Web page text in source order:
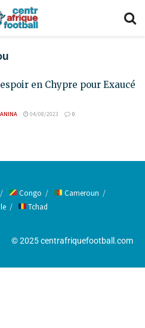
en Chypre pour Exaucé
04/08/2023 0
Congo
Cameroun
Tchad
© 2025 centrafriquefootball.com